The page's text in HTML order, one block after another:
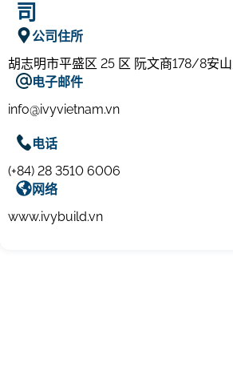
司
公司住所
胡志明市平盛区 25 区 阮文商178/8安
电子邮件
info@ivyvietnam.vn
电话
(+84) 28 3510 6006
网络
www.ivybuild.vn